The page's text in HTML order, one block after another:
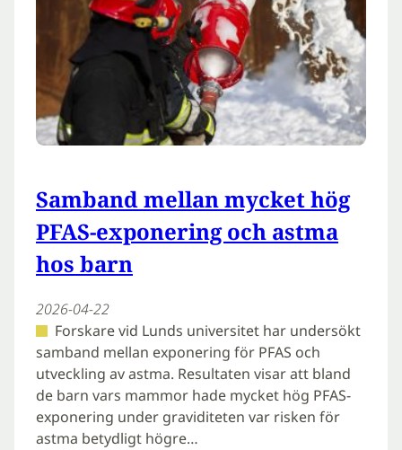
Samband mellan mycket hög
PFAS-exponering och astma
hos barn
2026-04-22
Forskare vid Lunds universitet har undersökt
samband mellan exponering för PFAS och
utveckling av astma. Resultaten visar att bland
de barn vars mammor hade mycket hög PFAS-
exponering under graviditeten var risken för
astma betydligt högre…